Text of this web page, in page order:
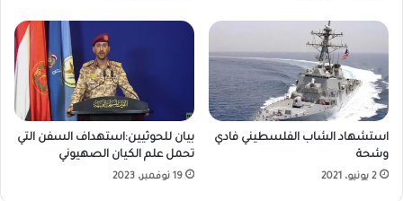
استشهاد الشاب الفلسطيني فادي
وشحة
2 يونيو، 2021
بيان للحوثيين:استهداف السفن التي
تحمل علم الكيان الصهيوني
19 نوفمبر، 2023